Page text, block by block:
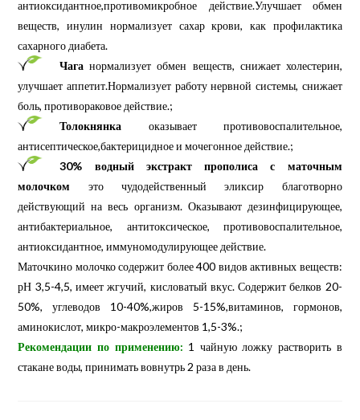
антиоксидантное,противомикробное действие.Улучшает обмен
веществ, инулин нормализует сахар крови, как профилактика
сахарного диабета.
Чаганормализует обмен веществ, снижает холестерин,
улучшает аппетит.Нормализует работу нервной системы, снижает
боль, противораковое действие.;
Толокнянка оказывает противовоспалительное,
антисептическое,бактерицидное и мочегонное действие.;
30% водный экстракт прополиса с маточным
молочком это чудодейственный эликсир благотворно
действующий на весь организм. Оказывают дезинфицирующее,
антибактериальное, антитоксическое, противовоспалительное,
антиоксидантное, иммуномодулирующее действие.
Маточкино молочко содержит более 400 видов активных веществ:
рН 3,5-4,5, имеет жгучий, кисловатый вкус. Содержит белков 20-
50%, углеводов 10-40%,жиров 5-15%,витаминов, гормонов,
аминокислот, микро-макроэлементов 1,5-3%.;
Рекомендации по применению: 1 чайную ложку растворить в
стакане воды, принимать вовнутрь 2 раза в день.